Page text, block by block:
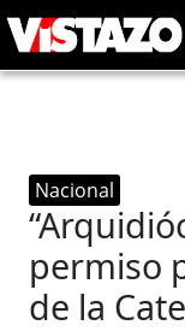
Nacional
permiso
de la